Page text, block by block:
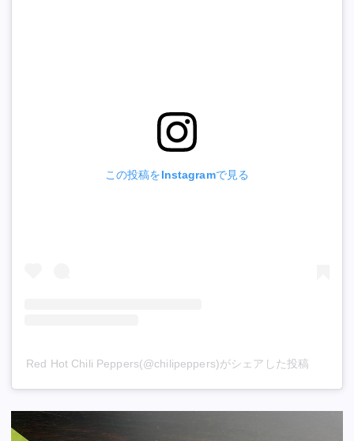
この投稿をInstagramで見る
Red Hot Chili Peppers(@chilipeppers)がシェアした投稿